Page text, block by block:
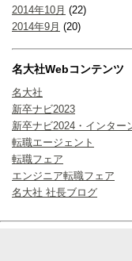
2014年10月 (22)
2014年9月 (20)
名大社Webコンテンツ
名大社
新卒ナビ2023
新卒ナビ2024・インター
転職エージェント
転職フェア
エンジニア転職フェア
名大社 社長ブログ